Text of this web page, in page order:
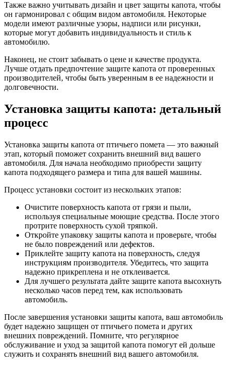
Также важно учитывать дизайн и цвет защиты капота, чтобы
он гармонировал с общим видом автомобиля. Некоторые
модели имеют различные узоры, надписи или рисунки,
которые могут добавить индивидуальность и стиль к
автомобилю.
Наконец, не стоит забывать о цене и качестве продукта.
Лучше отдать предпочтение защите капота от проверенных
производителей, чтобы быть уверенным в ее надежности и
долговечности.
Установка защиты капота: детальный
процесс
Установка защиты капота от птичьего помета — это важный
этап, который поможет сохранить внешний вид вашего
автомобиля. Для начала необходимо приобрести защиту
капота подходящего размера и типа для вашей машины.
Процесс установки состоит из нескольких этапов:
Очистите поверхность капота от грязи и пыли,
используя специальные моющие средства. После этого
протрите поверхность сухой тряпкой.
Откройте упаковку защиты капота и проверьте, чтобы
не было повреждений или дефектов.
Приклейте защиту капота на поверхность, следуя
инструкциям производителя. Убедитесь, что защита
надежно прикреплена и не отклеивается.
Для лучшего результата дайте защите капота высохнуть
несколько часов перед тем, как использовать
автомобиль.
После завершения установки защиты капота, ваш автомобиль
будет надежно защищен от птичьего помета и других
внешних повреждений. Помните, что регулярное
обслуживание и уход за защитой капота помогут ей дольше
служить и сохранять внешний вид вашего автомобиля.